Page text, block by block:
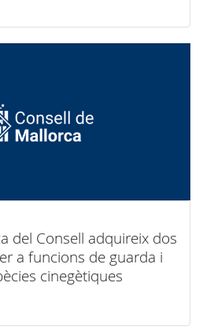
del Consell adquireix dos
a funcions de guarda i
cinegètiques